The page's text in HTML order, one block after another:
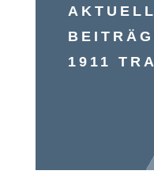
1911